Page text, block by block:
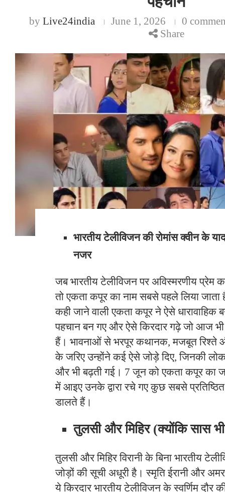
byLive24india June 1, 2026
0
Share
भारतीय टेलीविजन की रोमांस क्वीन के
नजर
जब भारतीय टेलीविजन पर अविस्मरणीय प्रेम
तो एकता कपूर का नाम सबसे पहले लिया जाता
कही जाने वाली एकता कपूर ने ऐसे धारावाहिक
पहचान बन गए और ऐसे किरदार गढ़े जो आज भी
हैं। भावनाओं से भरपूर कथानक, मजबूत रिश्ते
के जरिए उन्होंने कई ऐसे जोड़े दिए, जिनकी
और भी बढ़ती गई। 7 जून को एकता कपूर का
में आइए उनके द्वारा रचे गए कुछ सबसे
डालते हैं।
तुलसी और मिहिर (क्योंकि सास
तुलसी और मिहिर विरानी के बिना भारतीय
जोड़ों की सूची अधूरी है। स्मृति ईरानी और अमर
ये किरदार भारतीय टेलीविजन के स्वर्णिम दौर